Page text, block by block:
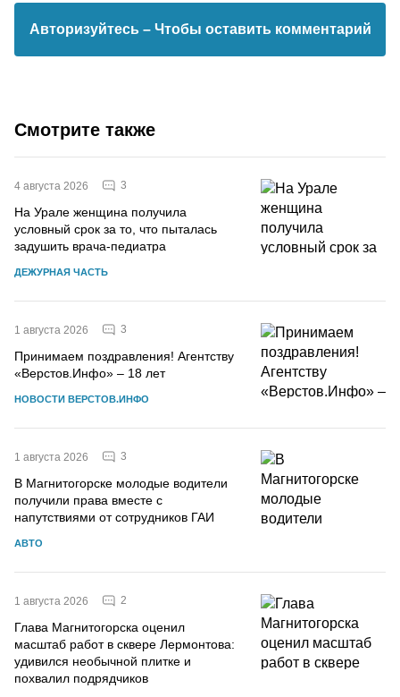
Авторизуйтесь – Чтобы оставить комментарий
Смотрите также
4 августа 2026 3
На Урале женщина получила
условный срок за то, что пыталась
задушить врача-педиатра
ДЕЖУРНАЯ ЧАСТЬ
1 августа 2026 3
Принимаем поздравления! Агентству
«Верстов.Инфо» – 18 лет
НОВОСТИ ВЕРСТОВ.ИНФО
1 августа 2026 3
В Магнитогорске молодые водители
получили права вместе с
напутствиями от сотрудников ГАИ
АВТО
1 августа 2026 2
Глава Магнитогорска оценил
масштаб работ в сквере Лермонтова:
удивился необычной плитке и
похвалил подрядчиков